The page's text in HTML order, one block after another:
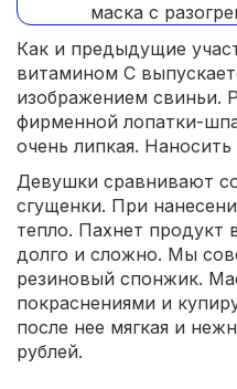
Как и предыдущие
витамином С
изображением свиньи.
фирменной лопатки-
очень липкая.
Девушки сравнивают
сгущенки. При
тепло. Пахнет продукт
долго и сложно. Мы
резиновый спонжик.
покраснениями и
после нее мягкая и
рублей.